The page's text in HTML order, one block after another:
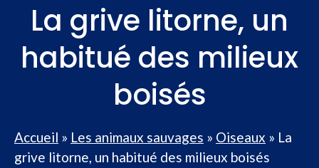
La grive litorne, un
habitué des milieux
boisés
Accueil » Les animaux sauvages » Oiseaux » La
grive litorne, un habitué des milieux boisés